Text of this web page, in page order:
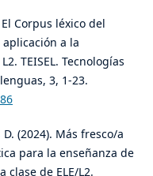
Corpus léxico del
aplicación a la
TEISEL. Tecnologías
3, 1-23.
(2024). Más fresco/a
para la enseñanza de
clase de ELE/L2.